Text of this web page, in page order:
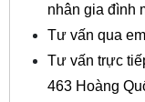
nhân gia đình
Tư vấn qua
Tư vấn trực
463 Hoàng